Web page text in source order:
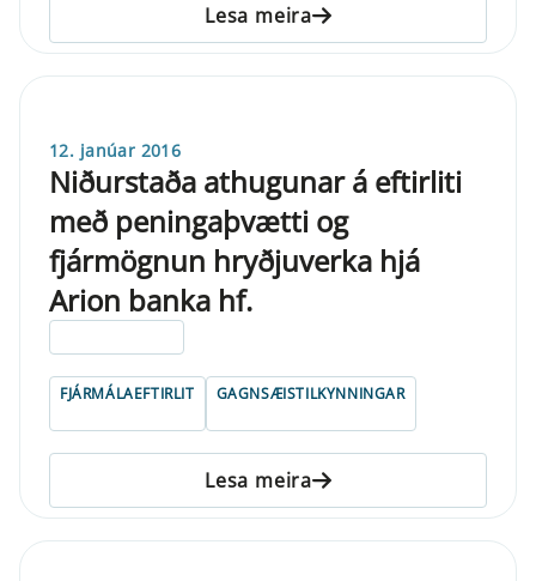
Lesa meira
12. janúar 2016
Niðurstaða athugunar á eftirliti
með peningaþvætti og
fjármögnun hryðjuverka hjá
Arion banka hf.
FJÁRMÁLAEFTIRLIT GAGNSÆISTILKYNNINGAR
Lesa meira